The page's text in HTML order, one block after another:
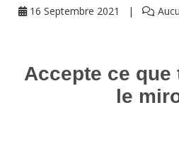
16 Septembre 2021
Accepte ce
le